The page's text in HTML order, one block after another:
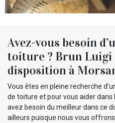
Avez-vous besoin
toiture ? Brun Luigi
disposition à
Vous êtes en pleine recherche
de toiture et pour vous aider
avez besoin du meilleur dans ce
ailleurs puisque nous vous